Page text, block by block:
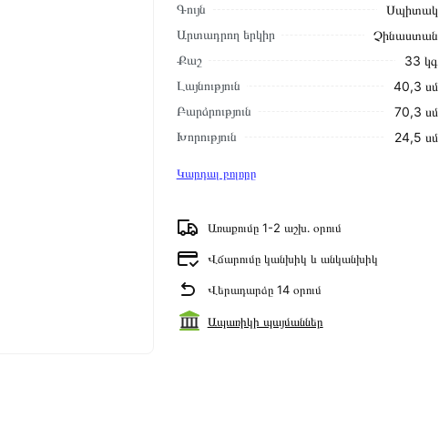
Գույն
Սպիտակ
Արտադրող երկիր
Չինաստան
Քաշ
33 կգ
Լայնություն
40,3 սմ
Բարձրություն
70,3 սմ
Խորություն
24,5 սմ
Կարդալ բոլորը
Առաքումը 1-2 աշխ․ օրում
Վճարումը կանխիկ և անկանխիկ
Վերադարձը 14 օրում
Ապառիկի պայմաններ